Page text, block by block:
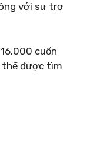
với sự trợ
cuốn
thể được tìm